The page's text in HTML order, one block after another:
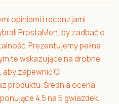
opiniami i recenzjami
ProstaMen, by zadbać o
Prezentujemy pełne
te wskazujące na drobne
zapewnić Ci
produktu. Średnia ocena
4.5 na 5 gwiazdek.